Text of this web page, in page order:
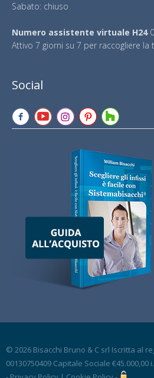
Sabato: chiuso
Numero assistente virtuale H24
Attivo 7 giorni su 7 per raccogliere la
Social
© 2026 Bisacchi Bruno & C srl Iscritta al
00130750409 Capitale Sociale €45.000,00